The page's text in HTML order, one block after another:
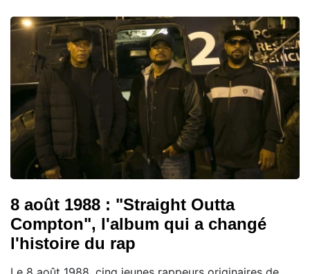
8 août 1988 : "Straight Outta
Compton", l'album qui a changé
l'histoire du rap